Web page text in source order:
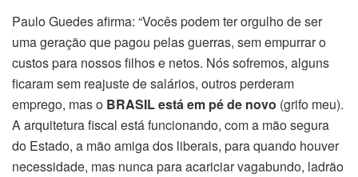
Paulo Guedes afirma: “Vocês podem ter orgulho de ser
uma geração que pagou pelas guerras, sem empurrar o
custos para nossos filhos e netos. Nós sofremos, alguns
ficaram sem reajuste de salários, outros perderam
emprego, mas o BRASIL está em pé de novo (grifo meu).
A arquitetura fiscal está funcionando, com a mão segura
do Estado, a mão amiga dos liberais, para quando houver
necessidade, mas nunca para acariciar vagabundo, ladrão